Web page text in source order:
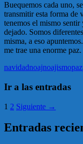
Buequemos cada uno,
transmitir esta forma de
tenemos el mismo
dejado. Somos
misma, a eso
me trae una enorme paz.
navidadnoajnoajismopaz
Ir a las entradas
1 2 Siguiente →
Entradas